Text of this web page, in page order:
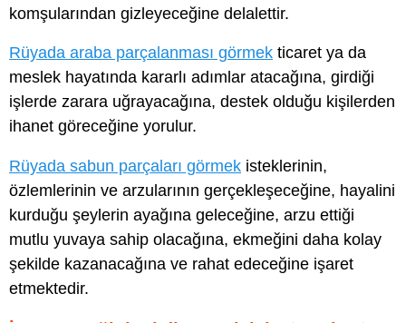
komşularından gizleyeceğine delalettir.
Rüyada araba parçalanması görmek ticaret ya da
meslek hayatında kararlı adımlar atacağına, girdiği
işlerde zarara uğrayacağına, destek olduğu kişilerden
ihanet göreceğine yorulur.
Rüyada sabun parçaları görmek isteklerinin,
özlemlerinin ve arzularının gerçekleşeceğine, hayalini
kurduğu şeylerin ayağına geleceğine, arzu ettiği
mutlu yuvaya sahip olacağına, ekmeğini daha kolay
şekilde kazanacağına ve rahat edeceğine işaret
etmektedir.